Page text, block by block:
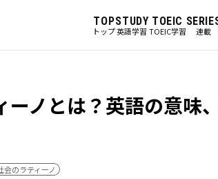
TOP
トップ
STUDY
英語学習
TOEIC
TOEIC学習 連載
ーノとは？英語の意味
会のラティーノ